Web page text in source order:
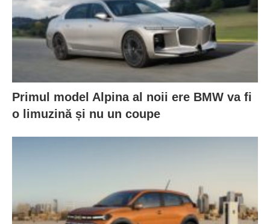
Primul model Alpina al noii ere BMW va fi
o limuzină și nu un coupe